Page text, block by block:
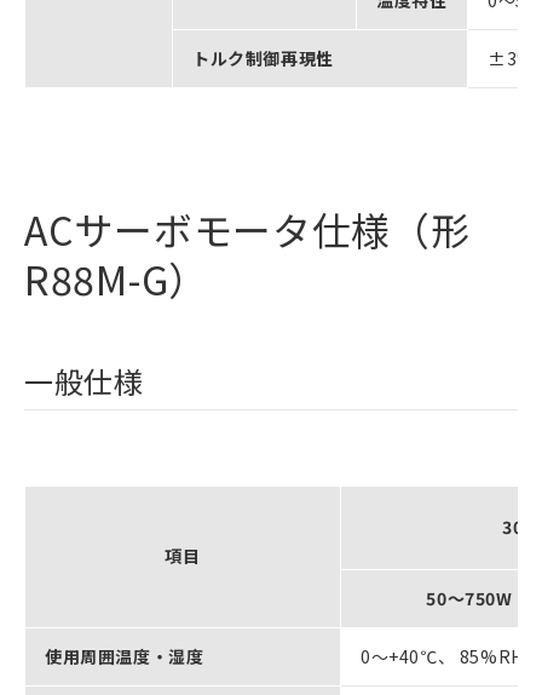
トルク制御再現性 ±3%
ACサーボモータ仕様（形
R88M-G）
一般仕様
項目
50～750W
使用周囲温度・湿度 0～+40℃、 85%RH